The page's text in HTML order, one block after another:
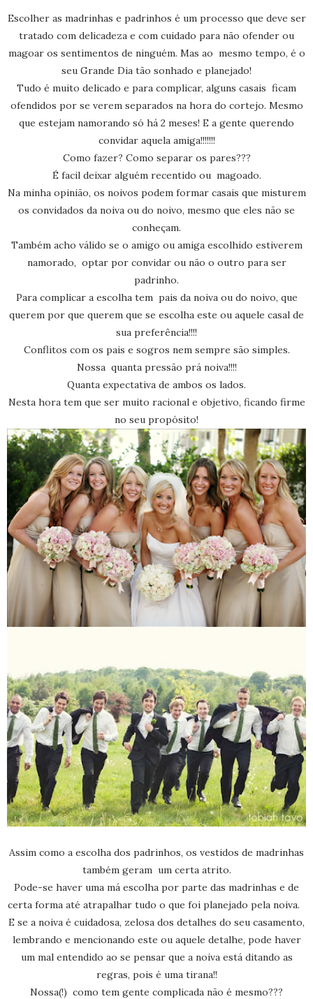
Escolher as madrinhas e padrinhos é um processo que deve ser
tratado com delicadeza e com cuidado para não ofender ou
magoar os sentimentos de ninguém. Mas ao mesmo tempo, é o
seu Grande Dia tão sonhado e planejado!
Tudo é muito delicado e para complicar, alguns casais ficam
ofendidos por se verem separados na hora do cortejo. Mesmo
que estejam namorando só há 2 meses! E a gente querendo
convidar aquela amiga!!!!!!!
Como fazer? Como separar os pares???
É facil deixar alguém recentido ou magoado.
Na minha opinião, os noivos podem formar casais que misturem
os convidados da noiva ou do noivo, mesmo que eles não se
conheçam.
Também acho válido se o amigo ou amiga escolhido estiverem
namorado, optar por convidar ou não o outro para ser
padrinho.
Para complicar a escolha tem pais da noiva ou do noivo, que
querem por que querem que se escolha este ou aquele casal de
sua preferência!!!!
Conflitos com os pais e sogros nem sempre são simples.
Nossa quanta pressão prá noiva!!!!
Quanta expectativa de ambos os lados.
Nesta hora tem que ser muito racional e objetivo, ficando firme
no seu propósito!
Assim como a escolha dos padrinhos, os vestidos de madrinhas
também geram um certa atrito.
Pode-se haver uma má escolha por parte das madrinhas e de
certa forma até atrapalhar tudo o que foi planejado pela noiva.
E se a noiva é cuidadosa, zelosa dos detalhes do seu casamento,
lembrando e mencionando este ou aquele detalhe, pode haver
um mal entendido ao se pensar que a noiva está ditando as
regras, pois é uma tirana!!
Nossa(!) como tem gente complicada não é mesmo???